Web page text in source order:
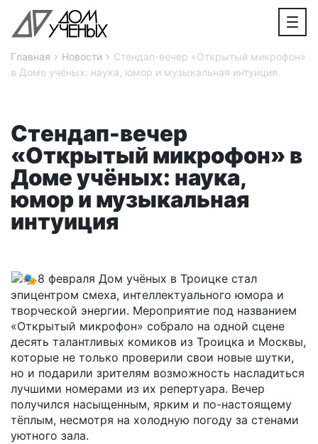
Главная › Новости › Стендап-вечер «Открытый микрофон»
в Доме учёных: наука, юмор и музыкальная интуиция
Стендап-вечер
«Открытый микрофон» в
Доме учёных: наука,
юмор и музыкальная
интуиция
8 февраля Дом учёных в Троицке стал
эпицентром смеха, интеллектуального юмора и
творческой энергии. Мероприятие под названием
«Открытый микрофон» собрало на одной сцене
десять талантливых комиков из Троицка и Москвы,
которые не только проверили свои новые шутки,
но и подарили зрителям возможность насладиться
лучшими номерами из их репертуара. Вечер
получился насыщенным, ярким и по-настоящему
тёплым, несмотря на холодную погоду за стенами
уютного зала.